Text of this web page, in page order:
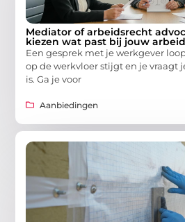
Mediator of arbeidsrecht
kiezen wat past bij jouw
Een gesprek met je werkgever
op de werkvloer stijgt en je vraagt
is. Ga je voor
Aanbiedingen